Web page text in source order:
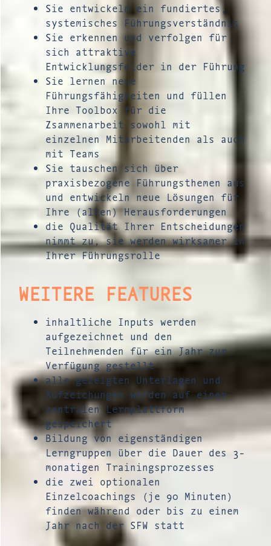
Sie entwickeln ein fundiertes,
systemisches Führungsverständnis
Sie erkennen und verfolgen für
sich attraktive
Entwicklungsfelder in der Führung
Sie lernen neue
Führungsfähigkeiten und füllen
Ihre Toolbox für die
Zsammenarbeit sowohl mit
einzelnen Mitarbeitenden als auch
mit Teams
Sie tauschen sich über
praxisbezogene Führungsthemen aus
und entwickeln neue Lösungen für
Ihre (alten) Herausforderungen
die Qualität Ihrer Entscheidungen
nimmt zu, sie werden wirksamer in
Ihrer Führungsrolle
WEITERE FEATURES
inhaltliche Inputs werden
aufgezeichnet und den
Teilnehmenden für ein Jahr zur
Verfügung gestellt
alle gezeigten Unterlagen und
Aufzeichungen werden auf einer
zentralen Lernplattform
gespeichert
Bildung von eigenständigen
Lerngruppen über die Dauer des 3-
monatigen Trainingsprozesses
die zwei optionalen
Einzelcoachings (je 90 Minuten)
finden während oder bis zu einem
Jahr nach der SFW statt